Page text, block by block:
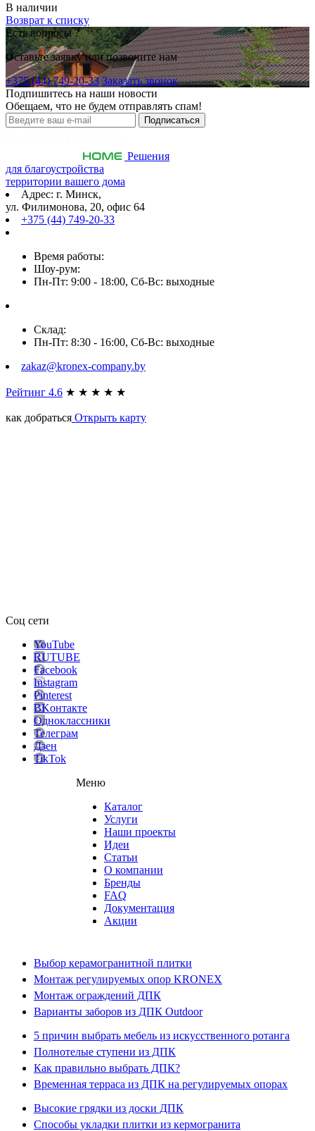
В наличии
Возврат к списку
Есть вопросы ?
Оставьте заявку или позвоните нам
+375 (44) 749-20-33 Заказать звонок
Подпишитесь на наши новости
Обещаем, что не будем отправлять спам!
Решения
для благоустройства
территории вашего дома
Адрес: г. Минск,
ул. Филимонова, 20, офис 64
+375 (44) 749-20-33
Время работы:
Шоу-рум:
Пн-Пт: 9:00 - 18:00, Сб-Вс: выходные
Склад:
Пн-Пт: 8:30 - 16:00, Сб-Вс: выходные
zakaz@kronex-company.by
Рейтинг 4.6 ★ ★ ★ ★ ★
как добраться Открыть карту
Соц сети
YouTube
RUTUBE
Facebook
Instagram
Pinterest
ВKонтакте
Одноклассники
Телеграм
Дзен
TikTok
Меню
Каталог
Услуги
Наши проекты
Идеи
Статьи
О компании
Бренды
FAQ
Документация
Акции
Выбор керамогранитной плитки
Монтаж регулируемых опор KRONEX
Монтаж ограждений ДПК
Варианты заборов из ДПК Outdoor
5 причин выбрать мебель из искусственного ротанга
Полнотелые ступени из ДПК
Как правильно выбрать ДПК?
Временная терраса из ДПК на регулируемых опорах
Высокие грядки из доски ДПК
Способы укладки плитки из кермогранита